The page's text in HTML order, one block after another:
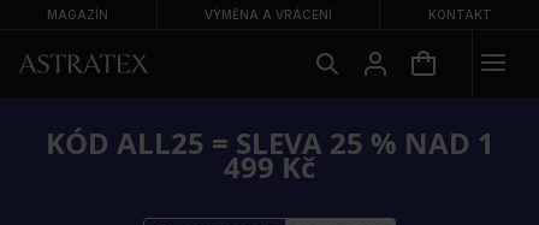
MAGAZÍN VÝMĚNA A VRÁCENÍ KONTAKT
KÓD ALL25 = SLEVA 25 % NAD 1
499 Kč